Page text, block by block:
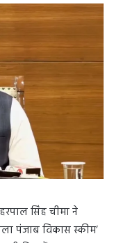
सिंह चीमा ने
पंजाब विकास स्कीम’